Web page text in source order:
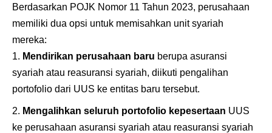
Berdasarkan POJK Nomor 11 Tahun 2023, perusahaan
memiliki dua opsi untuk memisahkan unit syariah
mereka:
Mendirikan perusahaan baru berupa asuransi
syariah atau reasuransi syariah, diikuti pengalihan
portofolio dari UUS ke entitas baru tersebut.
Mengalihkan seluruh portofolio kepesertaan UUS
ke perusahaan asuransi syariah atau reasuransi syariah